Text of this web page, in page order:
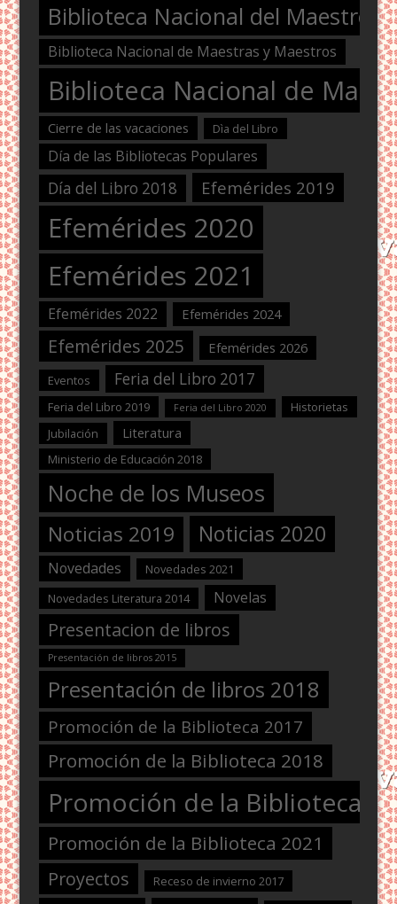
Biblioteca Nacional del Maestro
Biblioteca Nacional de Maestras y Maestros
Biblioteca Nacional de
Cierre de las vacaciones Dìa del Libro
Día de las Bibliotecas Populares
Día del Libro 2018 Efemérides 2019
Efemérides 2020
Efemérides 2021
Efemérides 2022 Efemérides 2024
Efemérides 2025 Efemérides 2026
Eventos Feria del Libro 2017
Feria del Libro 2019 Feria del Libro 2020
Historietas
Jubilación
Literatura
Ministerio de Educación 2018
Noche de los Museos
Noticias 2019 Noticias 2020
Novedades
Novedades 2021
Novedades Literatura 2014
Novelas
Presentacion de libros
Presentación de libros 2015
Presentación de libros 2018
Promoción de la Biblioteca 2017
Promoción de la Biblioteca 2018
Promoción de la Biblioteca
Promoción de la Biblioteca 2021
Proyectos Receso de invierno 2017